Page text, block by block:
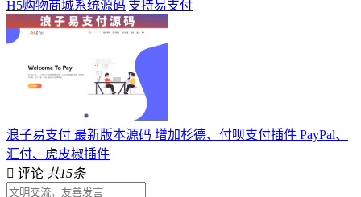
H5购物商城系统源码|支持易支付
浪子易支付 最新版本源码 增加杉德、付呗支付插件 PayPal、
汇付、虎皮椒插件
评论 共15条